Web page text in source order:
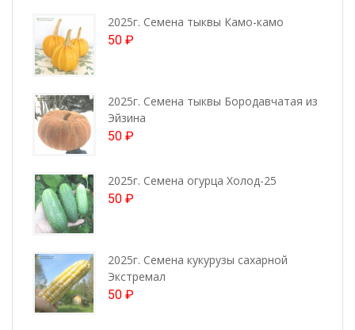
2025г. Семена тыквы Камо-камо
50 ₽
2025г. Семена тыквы Бородавчатая из
Эйзина
50 ₽
2025г. Семена огурца Холод-25
50 ₽
2025г. Семена кукурузы сахарной
Экстремал
50 ₽